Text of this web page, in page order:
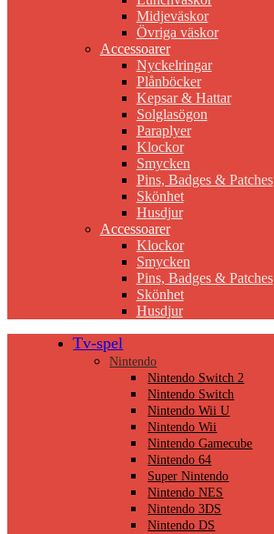
Midjeväskor
Övriga väskor
Accessoarer
Nyckelringar
Plånböcker
Kepsar & Hattar
Solglasögon
Paraplyer
Klockor
Smycken
Pins, Badges & Patches
Skönhet
Husdjur
Accessoarer
Klockor
Smycken
Pins, Badges & Patches
Skönhet
Husdjur
Tv-spel
Nintendo
Nintendo Switch 2
Nintendo Switch
Nintendo Wii U
Nintendo Wii
Nintendo Gamecube
Nintendo 64
Super Nintendo
Nintendo NES
Nintendo 3DS
Nintendo DS